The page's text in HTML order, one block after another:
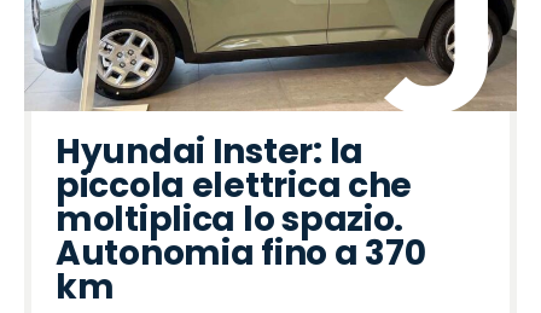
Hyundai Inster: la
piccola elettrica che
moltiplica lo spazio.
Autonomia fino a 370
km